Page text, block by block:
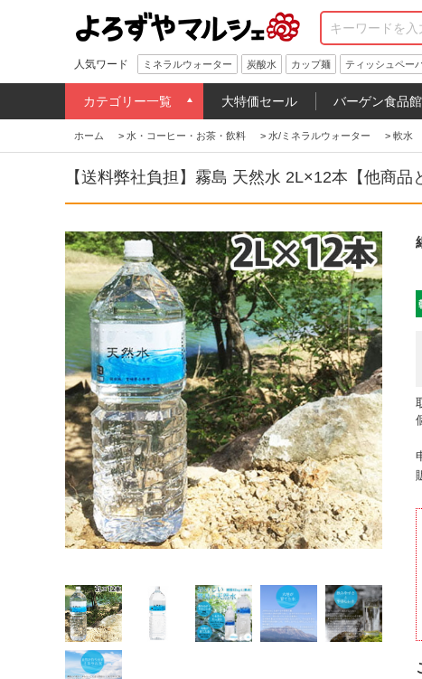
人気ワード ミネラルウォーター 炭酸水 カップ麺 ティッシュペー
カテゴリー一覧 大特価セール バーゲン食品館
ホーム > 水・コーヒー・お茶・飲料 > 水/ミネラルウォーター > 軟水
【送料弊社負担】霧島 天然水 2L×12本【他商品